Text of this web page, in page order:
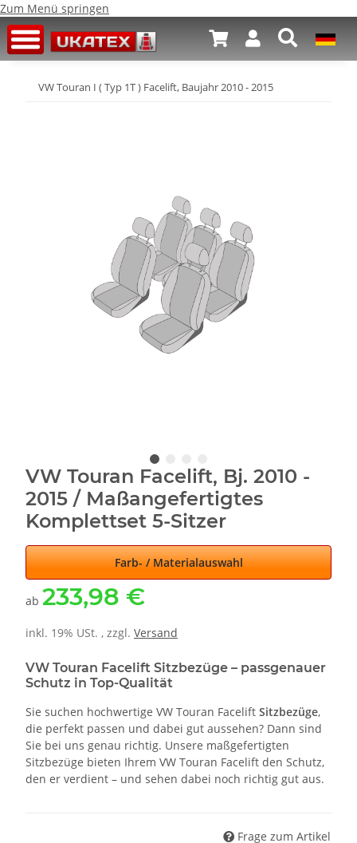
Zum Menü springen
VW Touran I ( Typ 1T ) Facelift, Baujahr 2010 - 2015
VW Touran Facelift, Bj. 2010 -
2015 / Maßangefertigtes
Komplettset 5-Sitzer
Farb- / Materialauswahl
ab 233,98 €
inkl. 19% USt. , zzgl. Versand
VW Touran Facelift Sitzbezüge – passgenauer
Schutz in Top-Qualität
Sie suchen hochwertige VW Touran Facelift Sitzbezüge,
die perfekt passen und dabei gut aussehen? Dann sind
Sie bei uns genau richtig. Unsere maßgefertigten
Sitzbezüge bieten Ihrem VW Touran Facelift den Schutz,
den er verdient – und sehen dabei noch richtig gut aus.
Frage zum Artikel